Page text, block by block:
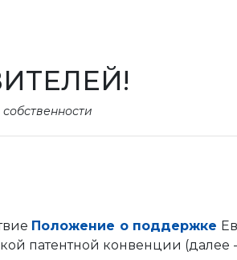
Положение о поддержке
патентной конвенции